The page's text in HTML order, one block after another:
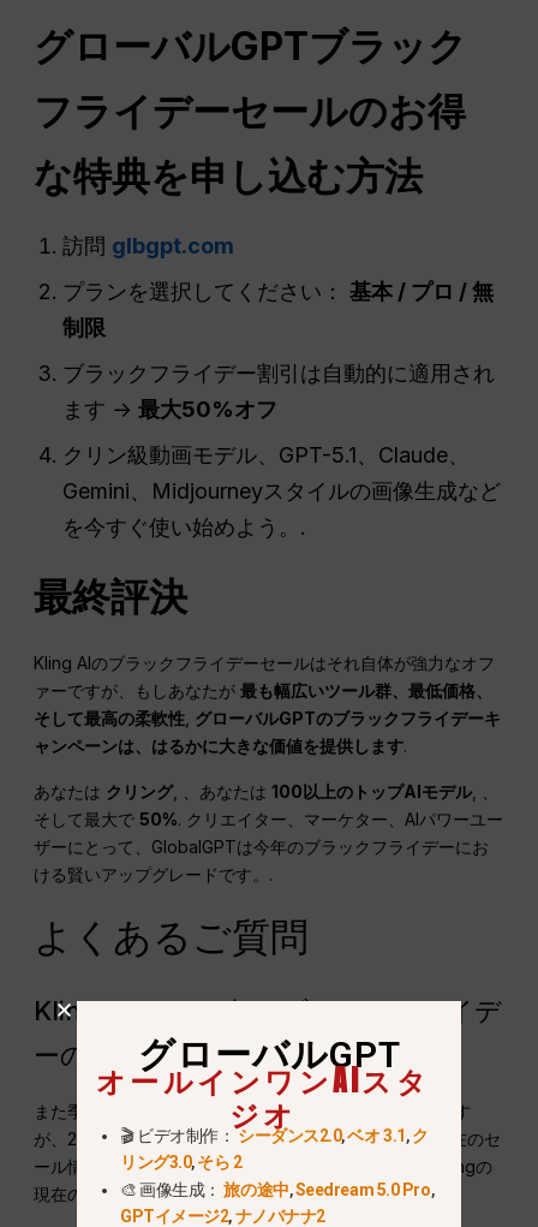
グローバルGPTブラック
フライデーセールのお得
な特典を申し込む方法
訪問 glbgpt.com
プランを選択してください：基本 / プロ / 無
制限
ブラックフライデー割引は自動的に適用され
ます →最大50%オフ
クリン級動画モデル、GPT-5.1、Claude、
Gemini、Midjourneyスタイルの画像生成など
を今すぐ使い始めよう。.
最終評決
Kling AIのブラックフライデーセールはそれ自体が強力なオフ
ァーですが、もしあなたが最も幅広いツール群、最低価格、
そして最高の柔軟性 グローバルGPTのブラックフライデーキ
ャンペーンは、はるかに大きな価値を提供します.
あなたは クリング, 、あなたは100以上のトップAIモデル, 、
そして最大で50%. クリエイター、マーケター、AIパワーユー
ザーにとって、GlobalGPTは今年のブラックフライデーにお
ける賢いアップグレードです。.
よくあるご質問
Kling AIは2026年にブラックフライデ
ーのセールを実施しますか？
また季節限定のキャンペーンが行われる可能性もあります
が、2025年のブラックフライデーページを2026年の現在のセ
ール情報として扱わないでください。お支払い前に、Klingの
現在の価格または決済ページをご確認ください。.
グローバルGPT
オールインワンAIスタ
ジオ
🎬 ビデオ制作：シーダンス2.0,ベオ 3.1,ク
リング3.0,そら 2
🎨 画像生成：旅の途中,Seedream 5.0 Pro,
GPTイメージ2,ナノバナナ2